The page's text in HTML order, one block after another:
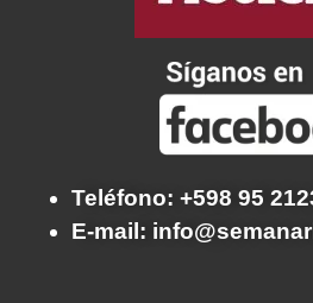
Teléfono: +598 95
E-mail: